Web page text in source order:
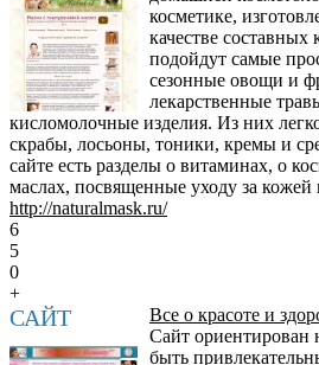
косметике,
качестве
подойдут самые
сезонные овощи и
лекарственные
кисломолочные изделия. Из них
скрабы, лосьоны, тоники, кремы и
сайте есть разделы о витаминах, о
маслах, посвященные уходу за кожей
http://naturalmask.ru/
6
5
0
+
САЙТ
Все о красоте и
Сайт
быть